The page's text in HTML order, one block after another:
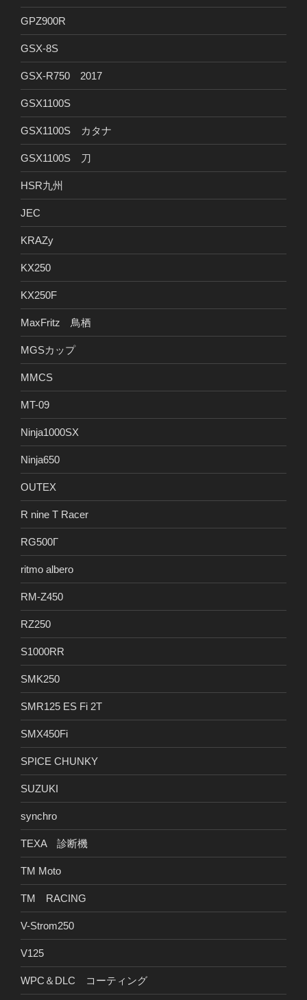
GPZ900R
GSX-8S
GSX-R750 2017
GSX1100S
GSX1100S カタナ
GSX1100S 刀
HSR九州
JEC
KRAZy
KX250
KX250F
MaxFritz 鳥栖
MGSカップ
MMCS
MT-09
Ninja1000SX
Ninja650
OUTEX
R nine T Racer
RG500Γ
ritmo albero
RM-Z450
RZ250
S1000RR
SMK250
SMR125 ES Fi 2T
SMX450Fi
SPICE CHUNKY
SUZUKI
synchro
TEXA 診断機
TM Moto
TM RACING
V-Strom250
V125
WPC＆DLC コーティング